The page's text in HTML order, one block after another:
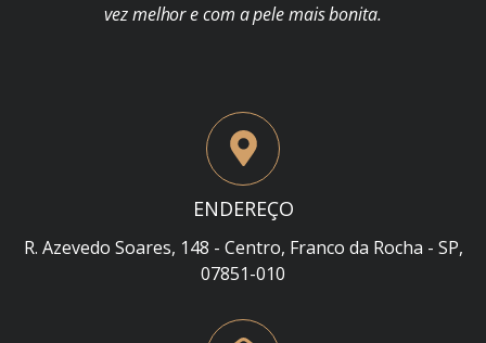
vez melhor e com a pele mais bonita.
ENDEREÇO
R. Azevedo Soares, 148 - Centro, Franco da Rocha - SP,
07851-010